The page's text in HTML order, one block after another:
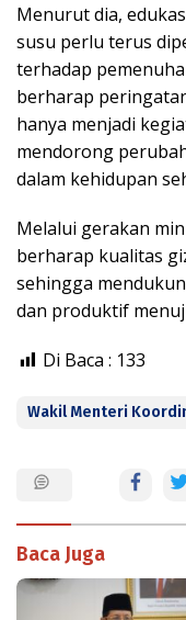
Menurut dia,
susu perlu terus
terhadap
berharap
hanya menjadi
mendorong
dalam kehidupan
Melalui gerakan
berharap kualitas
sehingga
dan produktif
Di Baca : 133
Wakil Menteri
Baca Juga